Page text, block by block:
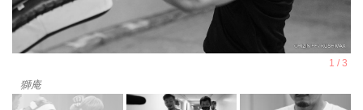
獅庵